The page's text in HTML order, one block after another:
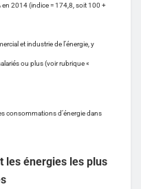
2014 (indice = 174,8, soit 100 +
et industrie de l’énergie, y
ou plus (voir rubrique «
consommations d’énergie dans
les énergies les plus